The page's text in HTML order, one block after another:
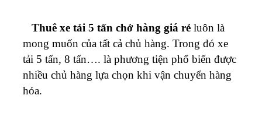
Thuê xe tải 5 tấn chở hàng giá rẻ luôn là
mong muốn của tất cả chủ hàng. Trong đó xe
tải 5 tấn, 8 tấn…. là phương tiện phổ biến được
nhiều chủ hàng lựa chọn khi vận chuyển hàng
hóa.